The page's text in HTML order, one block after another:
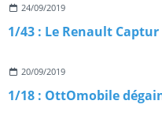
24/09/2019
20/09/2019